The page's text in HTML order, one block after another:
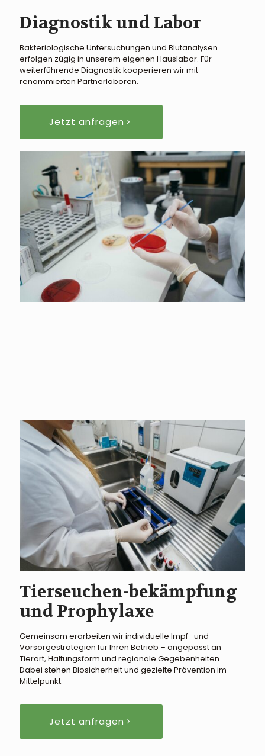
Diagnostik und Labor
Bakteriologische Untersuchungen und Blutanalysen
erfolgen zügig in unserem eigenen Hauslabor. Für
weiterführende Diagnostik kooperieren wir mit
renommierten Partnerlaboren.
Jetzt anfragen
Tierseuchen-bekämpfung
und Prophylaxe
Gemeinsam erarbeiten wir individuelle Impf- und
Vorsorgestrategien für Ihren Betrieb – angepasst an
Tierart, Haltungsform und regionale Gegebenheiten.
Dabei stehen Biosicherheit und gezielte Prävention im
Mittelpunkt.
Jetzt anfragen